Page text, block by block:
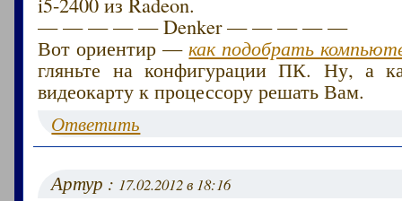
— — — — — Denker — — — — —
Вот ориентир —как подобрать
гляньте на конфигурации ПК. Ну, а
видеокарту к процессору решать Вам.
Ответить
Артур : 17.02.2012 в 18:16